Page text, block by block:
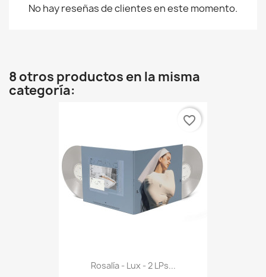
No hay reseñas de clientes en este momento.
8 otros productos en la misma
categoría:
Rosalía - Lux - 2 LPs...
favorite_border